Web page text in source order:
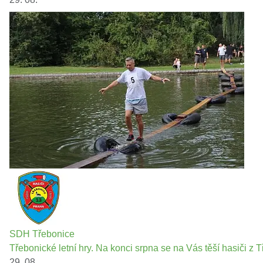
SDH Třebonice
Třebonické letní hry. Na konci srpna se na Vás těší hasiči z